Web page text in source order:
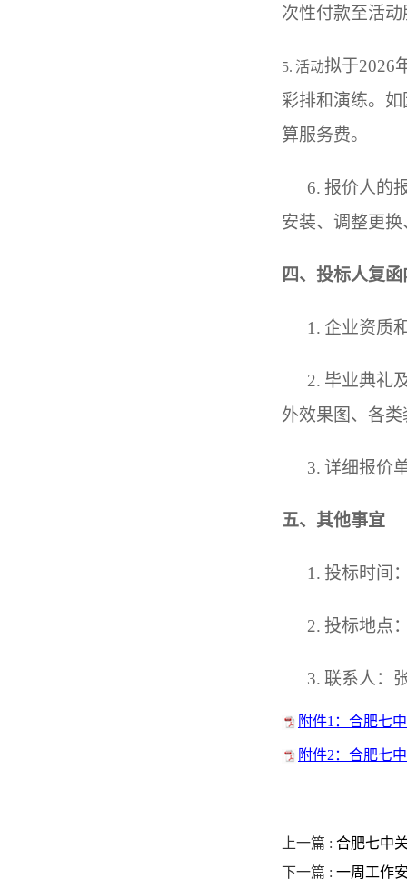
次性付款至活
5. 活动拟于2026
彩排和演练。
算服务费。
6. 报价人的
安装、调整更
四、投标人复
1 . 企业资质
2. 毕业典礼
外效果图、各
3. 详细报价
五、 其他事宜
1. 投标时间
2. 投标地点
3. 联系人：
附件1：合肥七
附件2：合肥七
上一篇 : 合肥七中
下一篇 : 一周工作